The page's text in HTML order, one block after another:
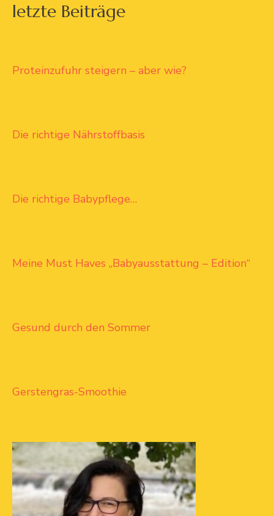
letzte Beiträge
Proteinzufuhr steigern – aber wie?
Die richtige Nährstoffbasis
Die richtige Babypflege…
Meine Must Haves „Babyausstattung – Edition“
Gesund durch den Sommer
Gerstengras-Smoothie